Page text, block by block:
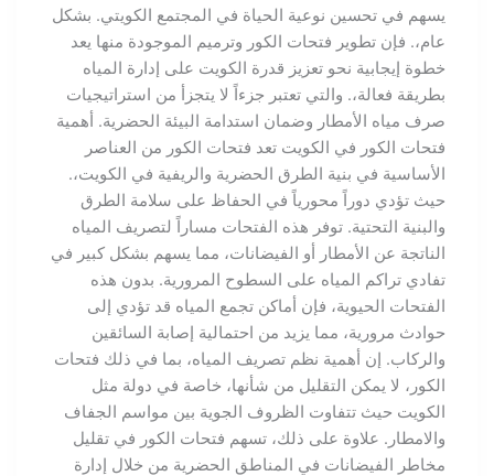
يسهم في تحسين نوعية الحياة في المجتمع الكويتي. بشكل
عام،. فإن تطوير فتحات الكور وترميم الموجودة منها يعد
خطوة إيجابية نحو تعزيز قدرة الكويت على إدارة المياه
بطريقة فعالة،. والتي تعتبر جزءاً لا يتجزأ من استراتيجيات
صرف مياه الأمطار وضمان استدامة البيئة الحضرية. أهمية
فتحات الكور في الكويت تعد فتحات الكور من العناصر
الأساسية في بنية الطرق الحضرية والريفية في الكويت،.
حيث تؤدي دوراً محورياً في الحفاظ على سلامة الطرق
والبنية التحتية. توفر هذه الفتحات مساراً لتصريف المياه
الناتجة عن الأمطار أو الفيضانات، مما يسهم بشكل كبير في
تفادي تراكم المياه على السطوح المرورية. بدون هذه
الفتحات الحيوية، فإن أماكن تجمع المياه قد تؤدي إلى
حوادث مرورية، مما يزيد من احتمالية إصابة السائقين
والركاب. إن أهمية نظم تصريف المياه، بما في ذلك فتحات
الكور، لا يمكن التقليل من شأنها، خاصة في دولة مثل
الكويت حيث تتفاوت الظروف الجوية بين مواسم الجفاف
والامطار. علاوة على ذلك، تسهم فتحات الكور في تقليل
مخاطر الفيضانات في المناطق الحضرية من خلال إدارة